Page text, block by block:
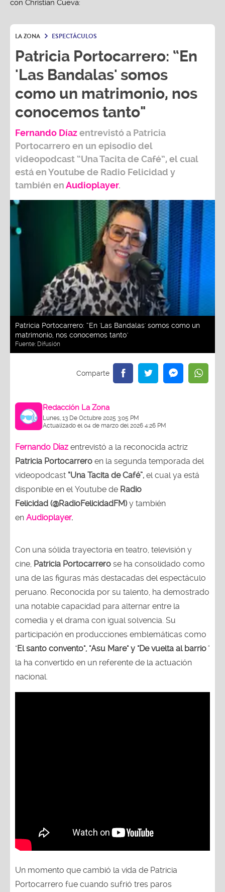
LA ZONA ESPECTÁCULOS
Patricia Portocarrero: “En
'Las Bandalas' somos
como un matrimonio, nos
conocemos tanto"
Fernando Díazentrevistó a Patricia
Portocarreroen un episodio del
videopodcast “Una Tacita de Café”, el cual
está en Youtube de Radio Felicidad y
también enAudioplayer.
Patricia Portocarrero: “En 'Las Bandalas' somos como un
matrimonio, nos conocemos tanto"
Fuente: Difusión
Redacción La Zona
Lunes, 13 De Octubre 2025 3:05 PM
Actualizado el 04 de marzo del 2026 4:26 PM
Fernando Díaz entrevistó a la reconocida actriz
Patricia Portocarrero en la segunda temporada del
videopodcast “Una Tacita de Café”, el cual ya está
disponible en el Youtube de Radio
Felicidad (@RadioFelicidadFM)y también
en Audioplayer.
Con una sólida trayectoria en teatro, televisión y
cine, Patricia Portocarrero se ha consolidado como
una de las figuras más destacadas del espectáculo
peruano. Reconocida por su talento, ha demostrado
una notable capacidad para alternar entre la
comedia y el drama con igual solvencia. Su
participación en producciones emblemáticas como
"El santo convento", "Asu Mare" y "De vuelta al barrio"
la ha convertido en un referente de la actuación
nacional.
Un momento que cambió la vida de Patricia
Portocarrero fue cuando sufrió tres paros